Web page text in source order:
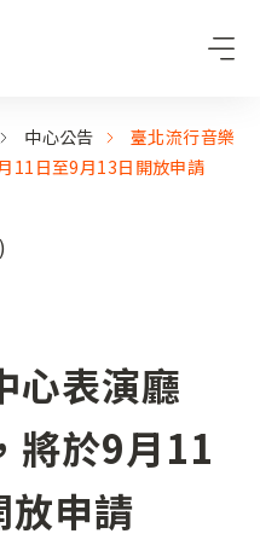
中心公告
臺北流行音樂
11日至9月13日開放申請
心表演廳
將於9月11
放申請